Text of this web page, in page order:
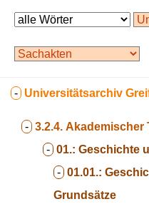
- Universitätsarchiv
- 3.2.4. Akademischer
- 01.: Geschichte
- 01.01.:
Grundsätze